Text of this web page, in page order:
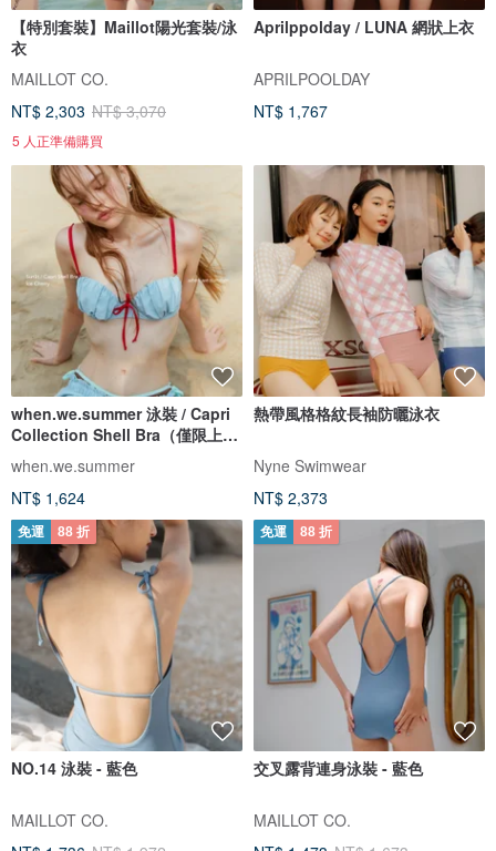
【特別套裝】Maillot陽光套裝/泳
衣
MAILLOT CO.
NT$ 2,303 NT$ 3,070
5 人正準備購買
Aprilppolday / LUNA 網狀上衣
APRILPOOLDAY
NT$ 1,767
when.we.summer 泳裝 / Capri
Collection Shell Bra（僅限上
衣）
when.we.summer
NT$ 1,624
熱帶風格格紋長袖防曬泳衣
Nyne Swimwear
NT$ 2,373
免運 88 折
NO.14 泳裝 - 藍色
MAILLOT CO.
免運 88 折
交叉露背連身泳裝 - 藍色
MAILLOT CO.